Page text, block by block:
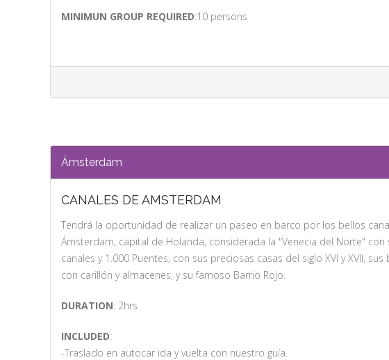
MINIMUN GROUP REQUIRED:10 persons
Ámsterdam
CANALES DE AMSTERDAM
Tendrá la oportunidad de realizar un paseo en barco por los bellos
Ámsterdam, capital de Holanda, considerada la "Venecia del Norte" con
canales y 1.000 Puentes, con sus preciosas casas del siglo XVI y XVII, sus
con carillón y almacenes, y su famoso Barrio Rojo.
DURATION: 2hrs
INCLUDED:
-Traslado en autocar ida y vuelta con nuestro guía.